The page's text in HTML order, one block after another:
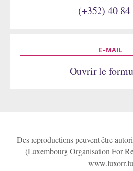
(+352) 40 84
E-MAIL
Ouvrir le
Des reproductions peuvent être
(Luxembourg Organisation For
www.luxorr.lu